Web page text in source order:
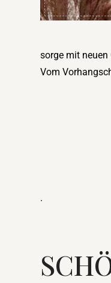
sorge mit
Vom
.